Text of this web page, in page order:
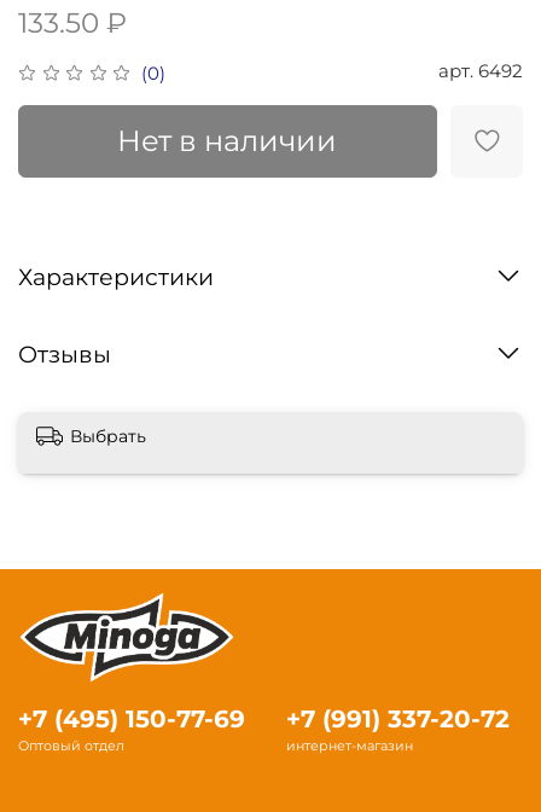
(0) арт. 6492
133.50 ₽
Нет в наличии
Характеристики
Отзывы
Выбрать
+7 (495) 150-77-69
Оптовый отдел
+7 (991) 337-20-72
интернет-магазин